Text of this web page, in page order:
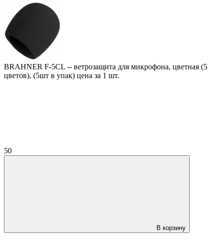
BRAHNER F-5CL -- ветрозащита для микрофона, цветная (5
цветов), (5шт в упак) цена за 1 шт.
50
В корзину